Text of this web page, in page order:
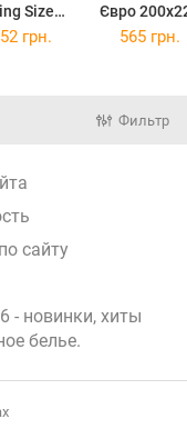
Size
см 17-
Євро
см Kids
грн. 565 грн.
Фильтр
сайту
- новинки, хиты
белье.